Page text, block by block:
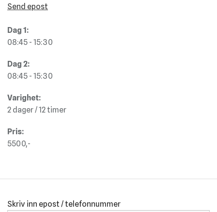
Send epost
Dag 1:
08:45 - 15:30
Dag 2:
08:45 - 15:30
Varighet:
2 dager / 12 timer
Pris:
5500,-
Skriv inn epost / telefonnummer